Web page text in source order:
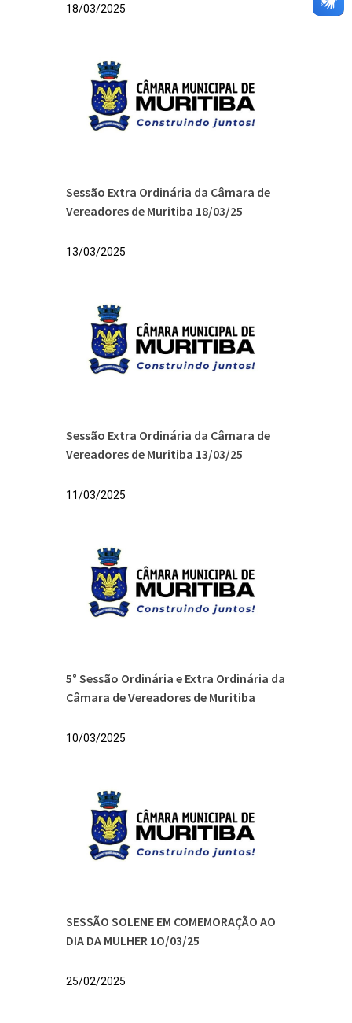
18/03/2025
Sessão Extra Ordinária da Câmara de
Vereadores de Muritiba 18/03/25
13/03/2025
Sessão Extra Ordinária da Câmara de
Vereadores de Muritiba 13/03/25
11/03/2025
5° Sessão Ordinária e Extra Ordinária da
Câmara de Vereadores de Muritiba
10/03/2025
SESSÃO SOLENE EM COMEMORAÇÃO AO
DIA DA MULHER 1O/03/25
25/02/2025